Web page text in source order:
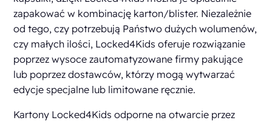
zapakować w kombinację karton/blister. Niezależnie
od tego, czy potrzebują Państwo dużych wolumenów,
czy małych ilości, Locked4Kids oferuje rozwiązanie
poprzez wysoce zautomatyzowane firmy pakujące
lub poprzez dostawców, którzy mogą wytwarzać
edycje specjalne lub limitowane ręcznie.
Kartony Locked4Kids odporne na otwarcie przez